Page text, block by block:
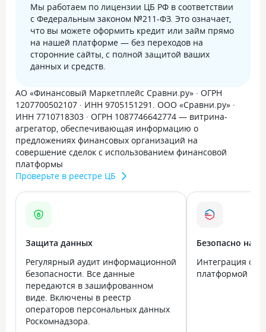
Мы работаем по лицензии ЦБ РФ в соответствии
с Федеральным законом №211-ФЗ. Это означает,
что вы можете оформить кредит или займ прямо
на нашей платформе — без переходов на
сторонние сайты, с полной защитой ваших
данных и средств.
АО «Финансовый Маркетплейс Сравни.ру» · ОГРН
1207700502107 · ИНН 9705151291. ООО «Сравни.ру» ·
ИНН 7710718303 · ОГРН 1087746642774 — витрина-
агрегатор, обеспечивающая информацию о
предложениях финансовых организаций на
совершение сделок с использованием финансовой
платформы
Проверьте в реестре ЦБ
Защита данных
Регулярный аудит информационной
безопасности. Все данные
передаются в зашифрованном
виде. Включены в реестр
операторов персональных данных
Роскомнадзора.
Безопасно на
Интеграция с
платформой